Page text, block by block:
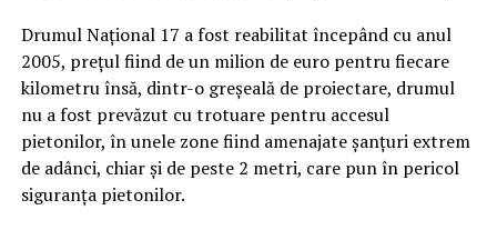
Drumul Naţional 17 a fost reabilitat începând cu anul
2005, preţul fiind de un milion de euro pentru fiecare
kilometru însă, dintr-o greşeală de proiectare, drumul
nu a fost prevăzut cu trotuare pentru accesul
pietonilor, în unele zone fiind amenajate şanţuri extrem
de adânci, chiar şi de peste 2 metri, care pun în pericol
siguranţa pietonilor.